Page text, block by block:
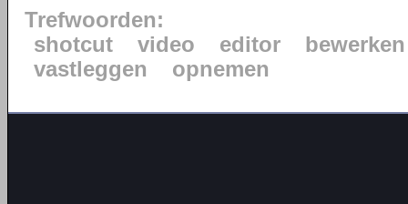
Trefwoorden:
shotcut
video editor
bewerken
vastleggen
opnemen